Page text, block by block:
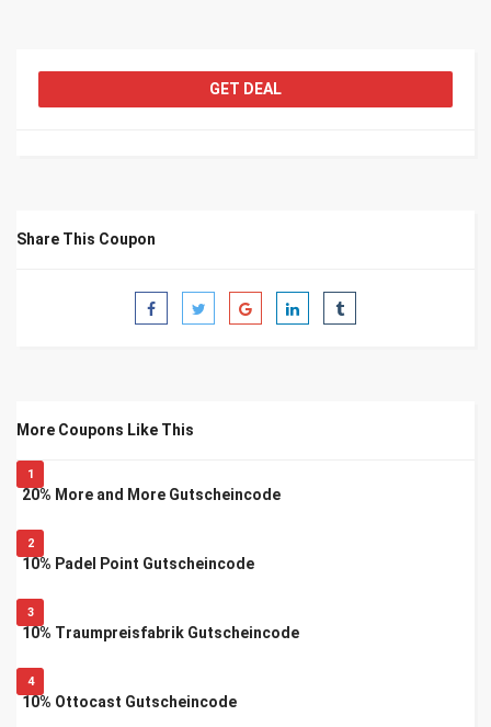
GET DEAL
Share This Coupon
More Coupons Like This
1
20% More and More Gutscheincode
2
10% Padel Point Gutscheincode
3
10% Traumpreisfabrik Gutscheincode
4
10% Ottocast Gutscheincode